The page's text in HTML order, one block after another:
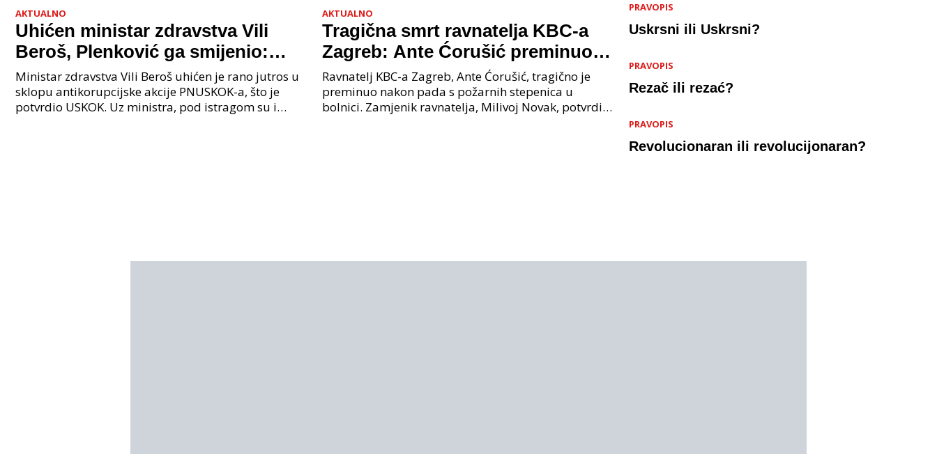
AKTUALNO
Uhićen ministar zdravstva Vili
Beroš, Plenković ga smijenio:
Istraga USKOK-a zbog korupcije
Ministar zdravstva Vili Beroš uhićen je rano jutros u
sklopu antikorupcijske akcije PNUSKOK-a, što je
potvrdio USKOK. Uz ministra, pod istragom su i
AKTUALNO
Tragična smrt ravnatelja KBC-a
Zagreb: Ante Ćorušić preminuo
nakon pada u bolnici, policija na
mjestu događaja
Ravnatelj KBC-a Zagreb, Ante Ćorušić, tragično je
preminuo nakon pada s požarnih stepenica u
bolnici. Zamjenik ravnatelja, Milivoj Novak, potvrdio
PRAVOPIS
Uskrsni ili Uskrsni?
PRAVOPIS
Rezač ili rezać?
PRAVOPIS
Revolucionaran ili revolucijonaran?